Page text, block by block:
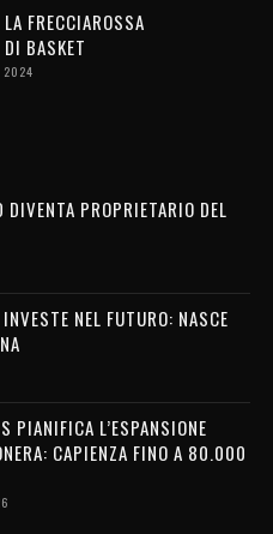
LA FRECCIAROSSA
BASKET
2024
DIVENTA PROPRIETARIO DEL
NEL FUTURO: NASCE
PIANIFICA L’ESPANSIONE
CAPIENZA FINO A 80.000